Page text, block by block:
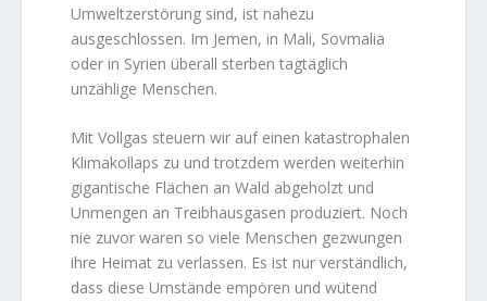
Umweltzerstörung sind, ist nahezu
ausgeschlossen. Im Jemen, in Mali, Sovmalia
oder in Syrien überall sterben tagtäglich
unzählige Menschen.
Mit Vollgas steuern wir auf einen katastrophalen
Klimakollaps zu und trotzdem werden weiterhin
gigantische Flächen an Wald abgeholzt und
Unmengen an Treibhausgasen produziert. Noch
nie zuvor waren so viele Menschen gezwungen
ihre Heimat zu verlassen. Es ist nur verständlich,
dass diese Umstände empören und wütend